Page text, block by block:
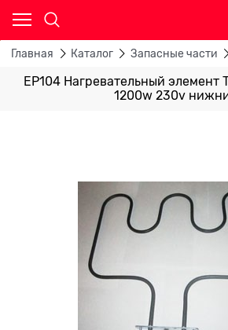
Главная Каталог Запасные части
EP104 Нагревательный
1200w 230v